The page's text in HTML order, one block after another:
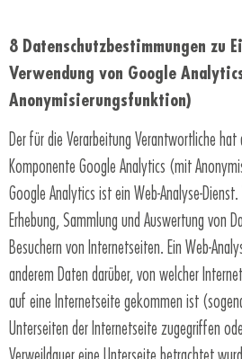
8 Datenschutzbestimmungen zu
Verwendung von Google
Anonymisierungsfunktion)
Der für die Verarbeitung Verantwortliche
Komponente Google Analytics (mit
Google Analytics ist ein Web-Analyse-
Erhebung, Sammlung und Auswertung von
Besuchern von Internetseiten. Ein Web-
anderem Daten darüber, von welcher
auf eine Internetseite gekommen ist
Unterseiten der Internetseite zugegriffen